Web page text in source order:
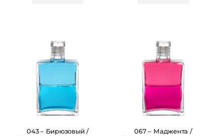
043 – Бирюзовый /
067 – Маджента /